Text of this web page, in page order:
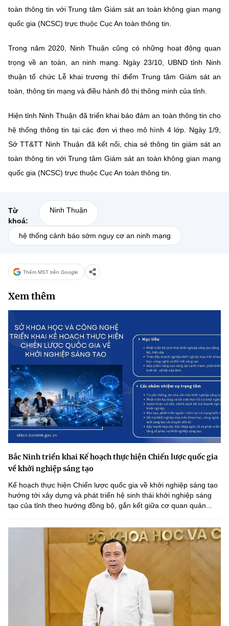
toàn thông tin với Trung tâm Giám sát an toàn không gian mạng
quốc gia (NCSC) trực thuộc Cục An toàn thông tin.
Trong năm 2020, Ninh Thuận cũng có những hoạt động quan
trọng về an toàn, an ninh mạng. Ngày 23/10, UBND tỉnh Ninh
thuận tổ chức Lễ khai trương thí điểm Trung tâm Giám sát an
toàn, thông tin mạng và điều hành đô thị thông minh của tỉnh.
Hiện tỉnh Ninh Thuận đã triển khai bảo đảm an toàn thông tin cho
hệ thống thông tin tại các đơn vị theo mô hình 4 lớp. Ngày 1/9,
Sở TT&TT Ninh Thuận đã kết nối, chia sẻ thông tin giám sát an
toàn thông tin với Trung tâm Giám sát an toàn không gian mạng
quốc gia (NCSC) trực thuộc Cục An toàn thông tin.
Từ
khoá:
Ninh Thuận
hệ thống cảnh báo sớm nguy cơ an ninh mạng
Thêm MST trên Google
Xem thêm
Bắc Ninh triển khai Kế hoạch thực hiện Chiến lược quốc gia
về khởi nghiệp sáng tạo
Kế hoạch thực hiện Chiến lược quốc gia về khởi nghiệp sáng tạo
hướng tới xây dựng và phát triển hệ sinh thái khởi nghiệp sáng
tạo của tỉnh theo hướng đồng bộ, gắn kết giữa cơ quan quản...